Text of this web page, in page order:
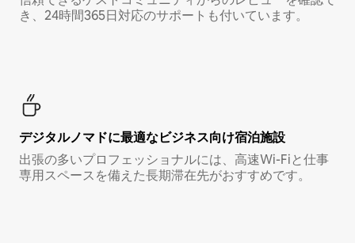
き、24時間365日対応のサポートも付いています。
デジタルノマド⁠に最⁠適⁠なビ⁠ジ⁠ネ⁠ス⁠向⁠け宿⁠泊⁠施⁠設
出張の多いプロフェッショナルには、高速Wi-Fiと仕事
専用スペースを備えた長期滞在先がおすすめです。